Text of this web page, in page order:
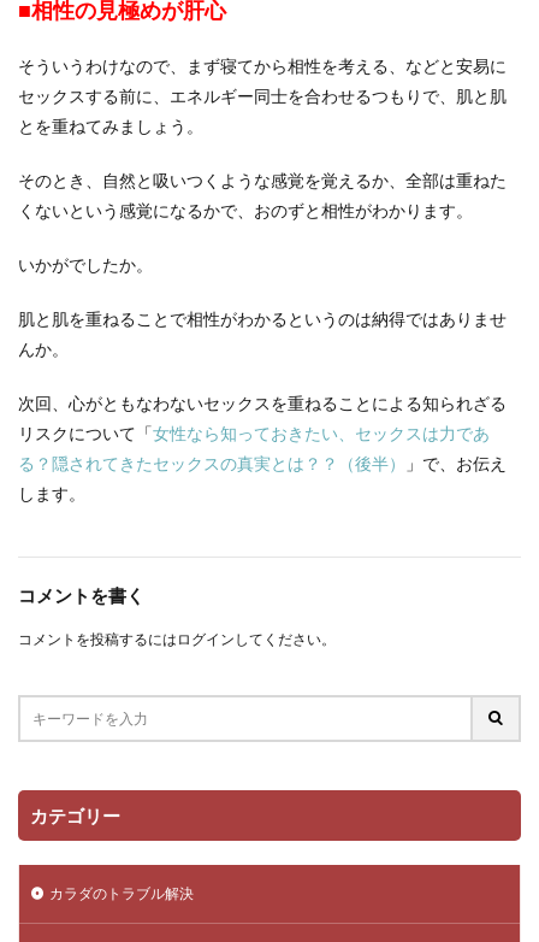
■相性の見極めが肝心
そういうわけなので、まず寝てから相性を考える、などと安易に
セックスする前に、エネルギー同士を合わせるつもりで、肌と肌
とを重ねてみましょう。
そのとき、自然と吸いつくような感覚を覚えるか、全部は重ねた
くないという感覚になるかで、おのずと相性がわかります。
いかがでしたか。
肌と肌を重ねることで相性がわかるというのは納得ではありませ
んか。
次回、心がともなわないセックスを重ねることによる知られざる
リスクについて「女性なら知っておきたい、セックスは力であ
る？隠されてきたセックスの真実とは？？（後半）
」で、お伝え
します。
コメントを書く
コメントを投稿するには ログイン してください。
カテゴリー
カラダのトラブル解決